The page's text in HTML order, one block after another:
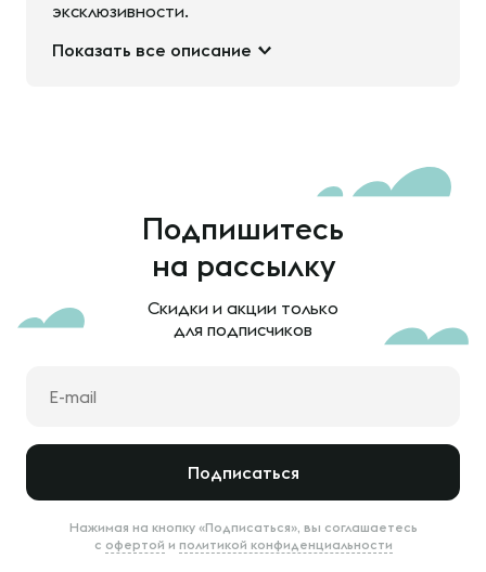
эксклюзивности.
Показать все описание
Подпишитесь
на рассылку
Скидки и акции только
для подписчиков
Подписаться
Нажимая на кнопку «Подписаться», вы соглашаетесь
с офертой и политикой конфиденциальности